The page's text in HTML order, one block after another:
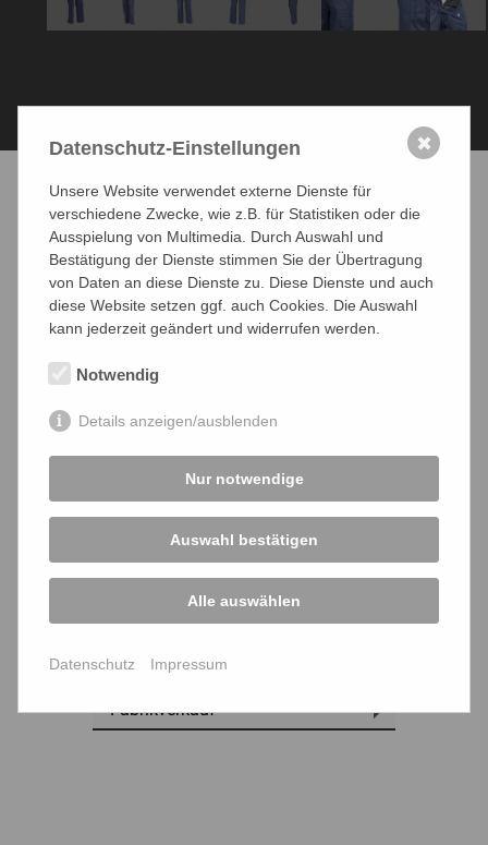
UNSERE MARKEN
Outdoorbekleidung
Fabrikverkauf
Datenschutz-Einstellungen
Unsere Website verwendet externe Dienste für
verschiedene Zwecke, wie z.B. für Statistiken oder die
Ausspielung von Multimedia. Durch Auswahl und
Bestätigung der Dienste stimmen Sie der Übertragung
von Daten an diese Dienste zu. Diese Dienste und auch
diese Website setzen ggf. auch Cookies. Die Auswahl
kann jederzeit geändert und widerrufen werden.
Notwendig
Details anzeigen/ausblenden
Nur notwendige
Auswahl bestätigen
Alle auswählen
Datenschutz Impressum
✖